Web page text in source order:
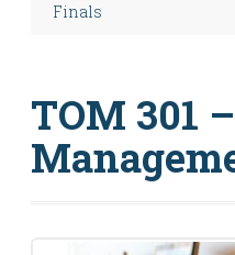
Finals
TOM 301